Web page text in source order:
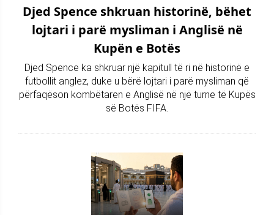
Djed Spence shkruan historinë, bëhet
lojtari i parë mysliman i Anglisë në
Kupën e Botës
Djed Spence ka shkruar një kapitull të ri në historinë e
futbollit anglez, duke u bërë lojtari i parë mysliman që
përfaqëson kombëtaren e Anglisë në një turne të Kupës
së Botës FIFA.